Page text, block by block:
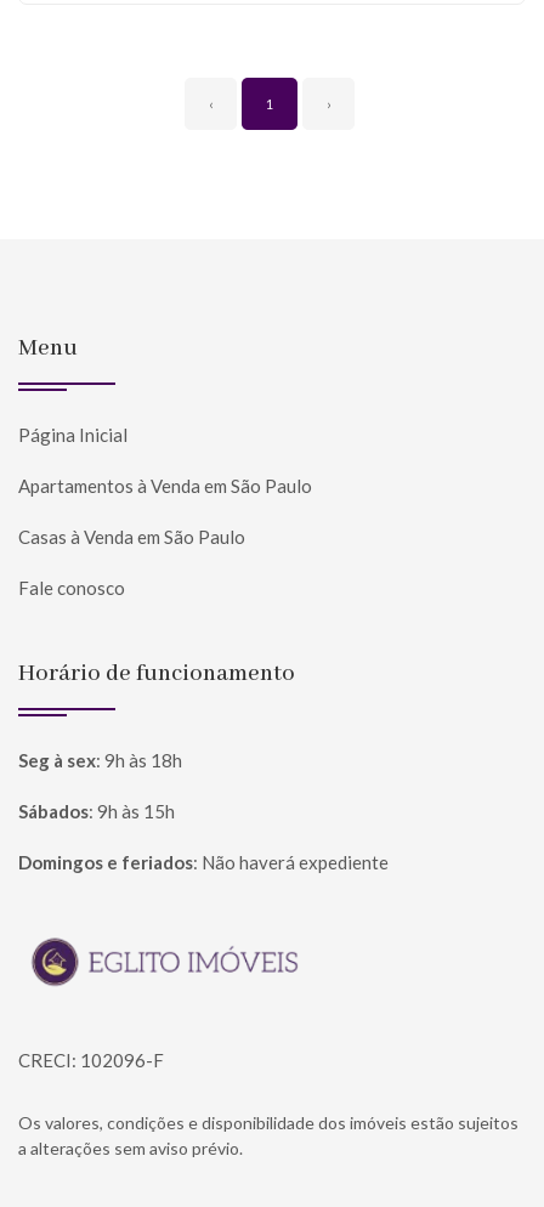
‹ 1 ›
Menu
Página Inicial
Apartamentos à Venda em São Paulo
Casas à Venda em São Paulo
Fale conosco
Horário de funcionamento
Seg à sex: 9h às 18h
Sábados: 9h às 15h
Domingos e feriados: Não haverá expediente
Página inicial
CRECI: 102096-F
Os valores, condições e disponibilidade dos imóveis estão sujeitos
a alterações sem aviso prévio.